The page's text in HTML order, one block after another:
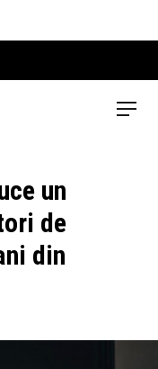
Menu
un
de
din